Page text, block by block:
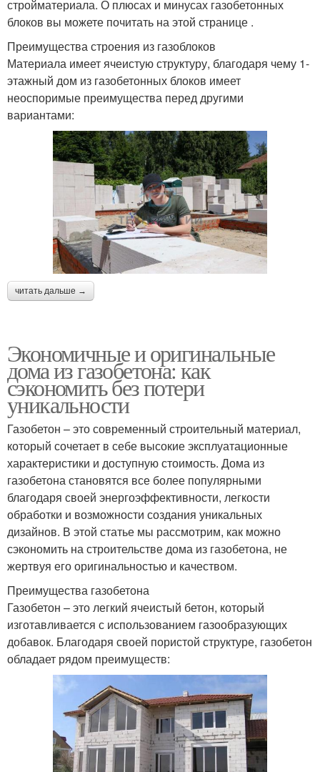
стройматериала. О плюсах и минусах газобетонных
блоков вы можете почитать на этой странице .
Преимущества строения из газоблоков
Материала имеет ячеистую структуру, благодаря чему 1-
этажный дом из газобетонных блоков имеет
неоспоримые преимущества перед другими
вариантами:
читать дальше →
Экономичные и оригинальные
дома из газобетона: как
сэкономить без потери
уникальности
Газобетон – это современный строительный материал,
который сочетает в себе высокие эксплуатационные
характеристики и доступную стоимость. Дома из
газобетона становятся все более популярными
благодаря своей энергоэффективности, легкости
обработки и возможности создания уникальных
дизайнов. В этой статье мы рассмотрим, как можно
сэкономить на строительстве дома из газобетона, не
жертвуя его оригинальностью и качеством.
Преимущества газобетона
Газобетон – это легкий ячеистый бетон, который
изготавливается с использованием газообразующих
добавок. Благодаря своей пористой структуре, газобетон
обладает рядом преимуществ: